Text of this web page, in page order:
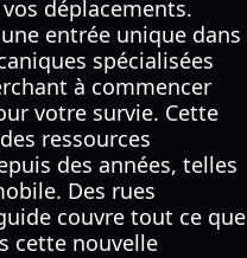
déplacements.
entrée unique dans
spécialisées
à commencer
votre survie. Cette
ressources
des années, telles
Des rues
couvre tout ce que
cette nouvelle